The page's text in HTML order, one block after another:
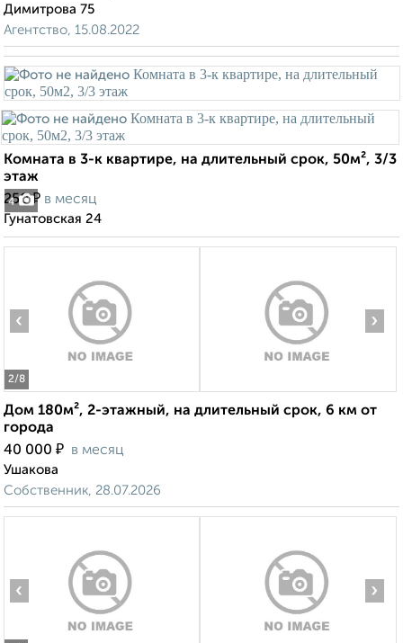
Димитрова 75
Агентство, 15.08.2022
4
Комната в 3-к квартире, на длительный срок, 50м², 3/3
этаж
250₽ в месяц
Гунатовская 24
2/8
‹ ›
Дом 180м², 2-этажный, на длительный срок, 6 км от
города
40 000 ₽ в месяц
Ушакова
Собственник, 28.07.2026
‹ ›